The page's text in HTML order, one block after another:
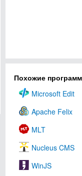
Похожие
Microsoft Edit
Apache Felix
MLT
Nucleus CMS
WinJS